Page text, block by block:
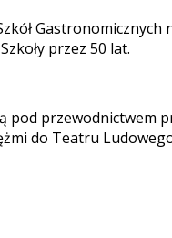
Gastronomicznych
przez 50 lat.
pod przewodnictwem
do Teatru